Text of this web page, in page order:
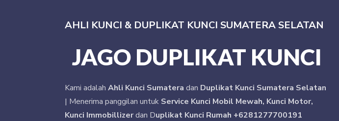
AHLI KUNCI & DUPLIKAT KUNCI SUMATERA SELATAN
JAGO DUPLIKAT KUNCI
Kami adalah Ahli Kunci Sumatera dan Duplikat Kunci Sumatera Selatan
| Menerima panggilan untuk Service Kunci Mobil Mewah, Kunci Motor,
Kunci Immobillizerdan Duplikat Kunci Rumah +6281277700191